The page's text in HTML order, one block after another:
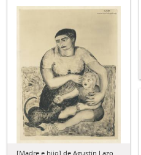
[Madre e hijo] de Agustín Lazo